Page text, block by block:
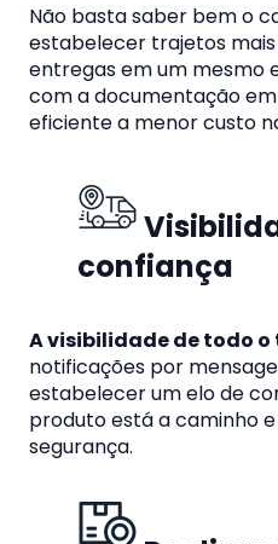
Não basta saber bem o
estabelecer trajetos
entregas em um mesmo
com a documentação
eficiente a menor custo
confiança
A visibilidade de todo
notificações por
estabelecer um elo de
produto está a caminho
segurança.